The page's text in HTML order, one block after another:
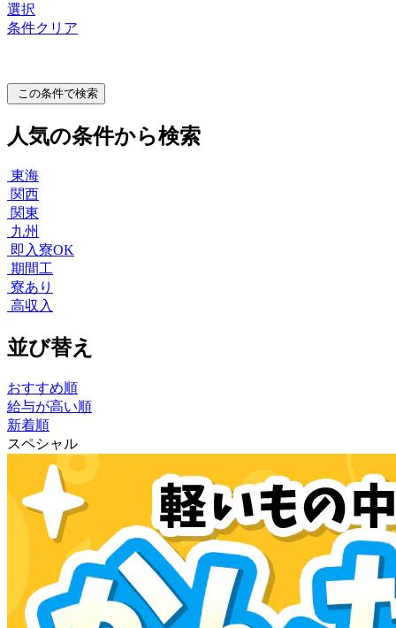
選択
条件クリア
この条件で検索
人気の条件から検索
東海
関西
関東
九州
即入寮OK
期間工
寮あり
高収入
並び替え
おすすめ順
給与が高い順
新着順
スペシャル